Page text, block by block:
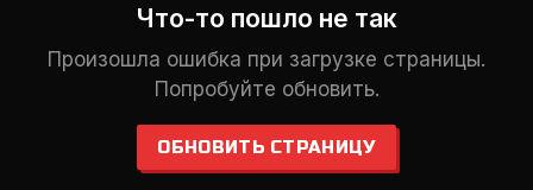
Что-то пошло не так
Произошла ошибка при загрузке страницы.
Попробуйте обновить.
ОБНОВИТЬ СТРАНИЦУ